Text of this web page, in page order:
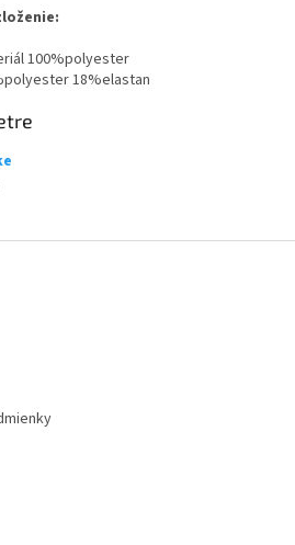
100%polyester
18%elastan